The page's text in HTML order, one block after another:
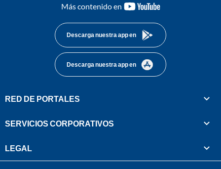
Más contenido en
youtube-
Descarga nuestra app en
Descarga nuestra app en
RED DE PORTALES
SERVICIOS CORPORATIVOS
LEGAL